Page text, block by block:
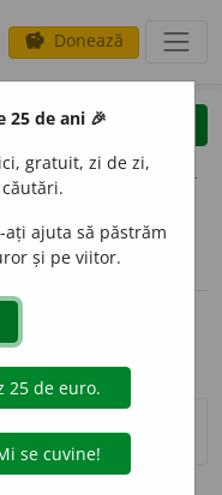
savings Donează
clear
opțiuni
25 de ani 🎉
gratuit, zi de zi,
ajuta să păstrăm
și pe viitor.